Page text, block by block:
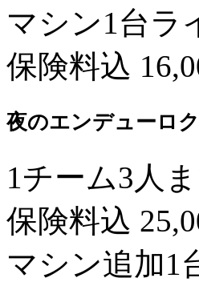
マシン1台ラ
保険料込
夜のエンデューロ
1チーム3人
保険料込
マシン追加1